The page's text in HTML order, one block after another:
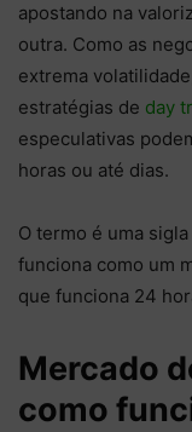
apostando na
outra. Como as
extrema
estratégias de day
especulativas
horas ou até dias.
O termo é uma sigla
funciona como um
que funciona 24
Mercado
como